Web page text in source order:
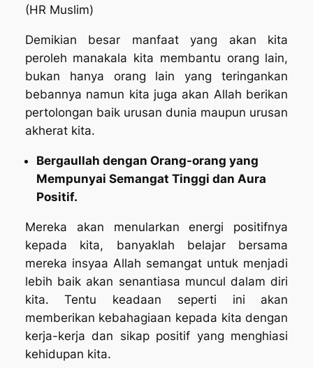
(HR Muslim)
Demikian besar manfaat yang akan kita
peroleh manakala kita membantu orang lain,
bukan hanya orang lain yang teringankan
bebannya namun kita juga akan Allah berikan
pertolongan baik urusan dunia maupun urusan
akherat kita.
Bergaullah dengan Orang-orang yang
Mempunyai Semangat Tinggi dan Aura
Positif.
Mereka akan menularkan energi positifnya
kepada kita, banyaklah belajar bersama
mereka insyaa Allah semangat untuk menjadi
lebih baik akan senantiasa muncul dalam diri
kita. Tentu keadaan seperti ini akan
memberikan kebahagiaan kepada kita dengan
kerja-kerja dan sikap positif yang menghiasi
kehidupan kita.